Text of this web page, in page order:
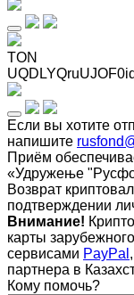
TON
Если вы хотите
напишите
Приём
«Удружење
Возврат
подтверждении
Внимание!
карты
сервисами PayPal ,
партнера в
Кому помочь?